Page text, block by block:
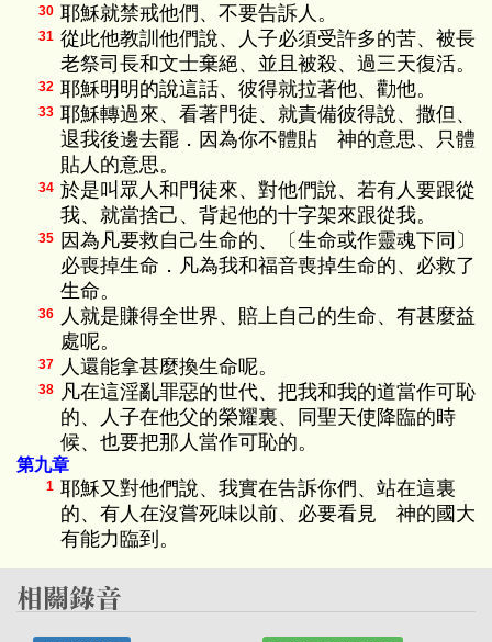
30 耶穌就禁戒他們、不要告訴人。
31 從此他教訓他們說、人子必須受許多的苦、被長
老祭司長和文士棄絕、並且被殺、過三天復活。
32 耶穌明明的說這話、彼得就拉著他、勸他。
33 耶穌轉過來、看著門徒、就責備彼得說、撒但、
退我後邊去罷．因為你不體貼 神的意思、只體
貼人的意思。
34 於是叫眾人和門徒來、對他們說、若有人要跟從
我、就當捨己、背起他的十字架來跟從我。
35
因為凡要救自己生命的、〔生命或作靈魂下同〕
必喪掉生命．凡為我和福音喪掉生命的、必救了
生命。
36
人就是賺得全世界、賠上自己的生命、有甚麼益
處呢。
37 人還能拿甚麼換生命呢。
38 凡在這淫亂罪惡的世代、把我和我的道當作可恥
的、人子在他父的榮耀裏、同聖天使降臨的時
候、也要把那人當作可恥的。
第九章
1 耶穌又對他們說、我實在告訴你們、站在這裏
的、有人在沒嘗死味以前、必要看見 神的國大
有能力臨到。